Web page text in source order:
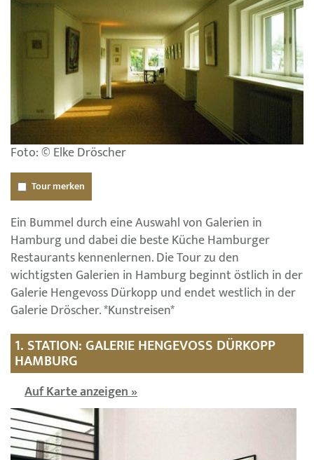
Foto: © Elke Dröscher
Tour merken
Ein Bummel durch eine Auswahl von Galerien in
Hamburg und dabei die beste Küche Hamburger
Restaurants kennenlernen. Die Tour zu den
wichtigsten Galerien in Hamburg beginnt östlich in der
Galerie Hengevoss Dürkopp und endet westlich in der
Galerie Dröscher. *Kunstreisen*
1. STATION: GALERIE HENGEVOSS DÜRKOPP
HAMBURG
Auf Karte anzeigen »